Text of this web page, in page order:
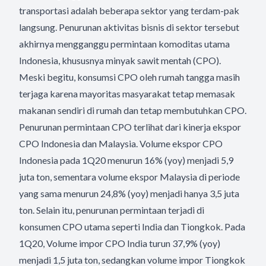
transportasi adalah beberapa sektor yang terdam-pak
langsung. Penurunan aktivitas bisnis di sektor tersebut
akhirnya mengganggu permintaan komoditas utama
Indonesia, khususnya minyak sawit mentah (CPO).
Meski begitu, konsumsi CPO oleh rumah tangga masih
terjaga karena mayoritas masyarakat tetap memasak
makanan sendiri di rumah dan tetap membutuhkan CPO.
Penurunan permintaan CPO terlihat dari kinerja ekspor
CPO Indonesia dan Malaysia. Volume ekspor CPO
Indonesia pada 1Q20 menurun 16% (yoy) menjadi 5,9
juta ton, sementara volume ekspor Malaysia di periode
yang sama menurun 24,8% (yoy) menjadi hanya 3,5 juta
ton. Selain itu, penurunan permintaan terjadi di
konsumen CPO utama seperti India dan Tiongkok. Pada
1Q20, Volume impor CPO India turun 37,9% (yoy)
menjadi 1,5 juta ton, sedangkan volume impor Tiongkok